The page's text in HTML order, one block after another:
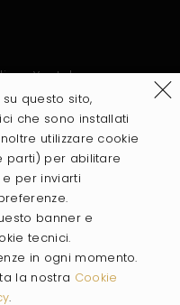
questo sito,
che sono installati
utilizzare cookie
parti) per abilitare
per inviarti
banner e
tecnici.
in ogni momento.
la nostra Cookie
.
Youtube